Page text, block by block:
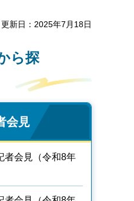
更新日：2025年7月18日
ら探
会見
者会見（令和8年